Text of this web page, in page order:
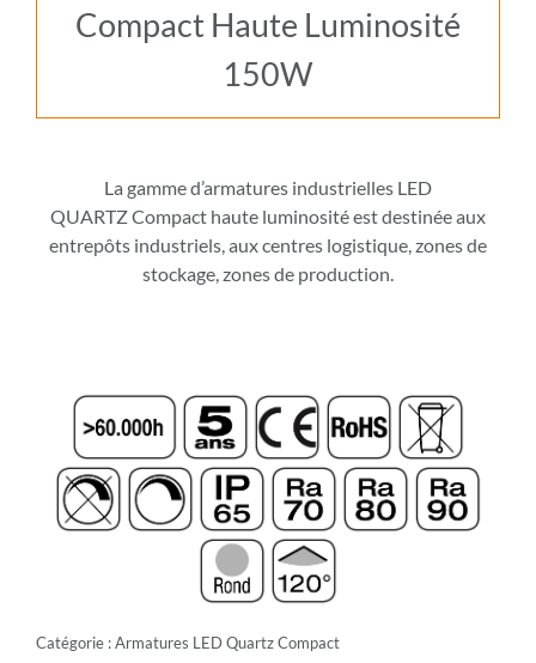
Compact Haute Luminosité
150W
La gamme d’armatures industrielles LED
QUARTZ Compact haute luminosité est destinée aux
entrepôts industriels, aux centres logistique, zones de
stockage, zones de production.
Catégorie :Armatures LED Quartz Compact